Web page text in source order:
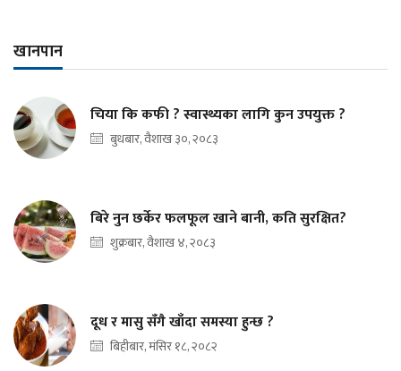
खानपान
चिया कि कफी ? स्वास्थ्यका लागि कुन उपयुक्त ?
बुधबार, वैशाख ३०, २०८३
बिरे नुन छर्केर फलफूल खाने बानी, कति सुरक्षित?
शुक्रबार, वैशाख ४, २०८३
दूध र मासु सँगै खाँदा समस्या हुन्छ ?
बिहीबार, मंसिर १८, २०८२